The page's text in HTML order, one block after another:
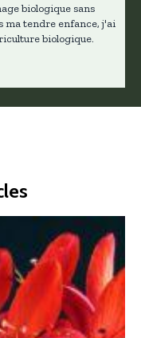
biologique sans
ma tendre enfance, j'ai
biologique.